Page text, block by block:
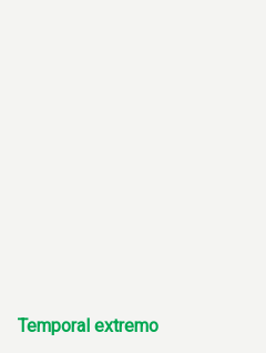
Temporal extremo